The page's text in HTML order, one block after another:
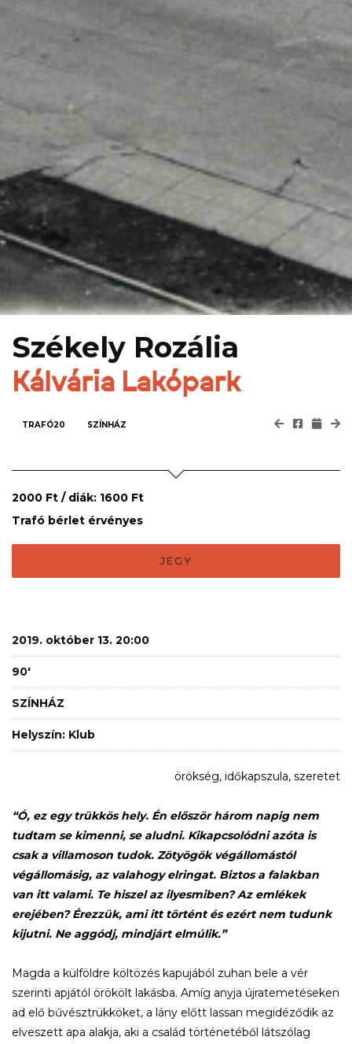
Székely Rozália
Kálvária Lakópark
TRAFÓ20 SZÍNHÁZ
2000 Ft / diák: 1600 Ft
Trafó bérlet érvényes
JEGY
2019. október 13. 20:00
90'
SZÍNHÁZ
Helyszín: Klub
örökség, időkapszula, szeretet
“Ó, ez egy trükkös hely. Én először három napig nem
tudtam se kimenni, se aludni. Kikapcsolódni azóta is
csak a villamoson tudok. Zötyögök végállomástól
végállomásig, az valahogy elringat. Biztos a falakban
van itt valami. Te hiszel az ilyesmiben? Az emlékek
erejében? Érezzük, ami itt történt és ezért nem tudunk
kijutni. Ne aggódj, mindjárt elmúlik.”
Magda a külföldre költözés kapujából zuhan bele a vér
szerinti apjától örökölt lakásba. Amíg anyja újratemetéseken
ad elő bűvésztrükköket, a lány előtt lassan megidéződik az
elveszett apa alakja, aki a család történetéből látszólag